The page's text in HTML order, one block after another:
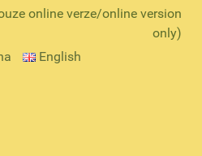
online verze/online version
only)
English